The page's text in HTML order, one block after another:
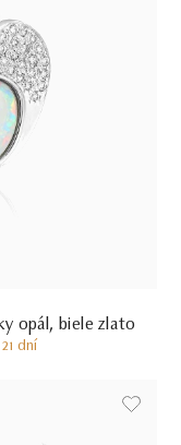
opál, biele zlato
dní